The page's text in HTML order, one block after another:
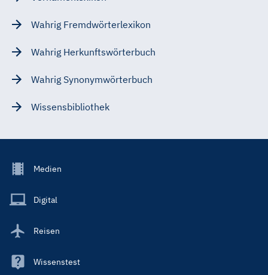
Wahrig Fremdwörterlexikon
Wahrig Herkunftswörterbuch
Wahrig Synonymwörterbuch
Wissensbibliothek
Footer
Main
Medien
Digital
Reisen
Wissenstest